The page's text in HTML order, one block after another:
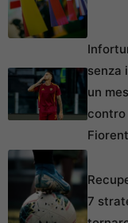
senza
un
contro
7